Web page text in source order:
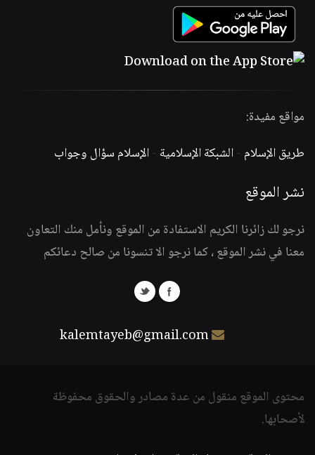
مواقع مفيدة:
طريق الإسلام -الشبكة الإسلامية -الإسلام سؤال وجواب
نشر الموقع
نرجو لك زائرنا الكريم الاستفادة من الموقع ونأمل منك التعاون
معنا في نشر الموقع ، كما نرجو الا تنسونا من صالح دعائكم
kalemtayeb@gmail.com
محتوى الموقع منقول من عدة مصادر والحقوق محفوظة
لأصحابها.